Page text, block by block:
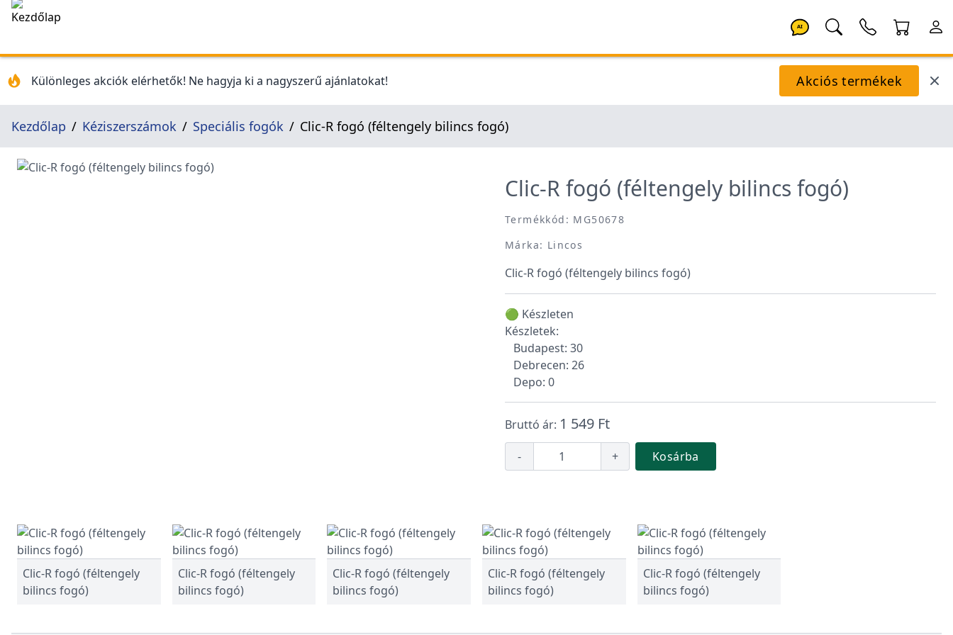
AI
Különleges akciók elérhetők! Ne hagyja ki a nagyszerű ajánlatokat! Akciós termékek
Kezdőlap Kéziszerszámok Speciális fogók Clic-R fogó (féltengely bilincs fogó)
Clic-R fogó (féltengely bilincs fogó)
Termékkód: MG50678
Márka: Lincos
Clic-R fogó (féltengely bilincs fogó)
🟢 Készleten
Készletek:
Budapest: 30
Debrecen: 26
Depo: 0
Bruttó ár: 1 549 Ft
- + Kosárba
Clic-R fogó (féltengely
bilincs fogó)
Clic-R fogó (féltengely
bilincs fogó)
Clic-R fogó (féltengely
bilincs fogó)
Clic-R fogó (féltengely
bilincs fogó)
Clic-R fogó (féltengely
bilincs fogó)